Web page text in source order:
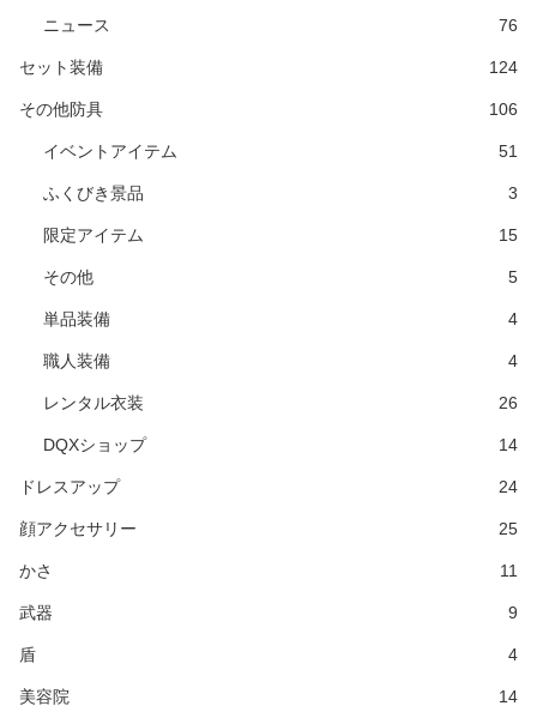
ニュース 76
セット装備 124
その他防具 106
イベントアイテム 51
ふくびき景品 3
限定アイテム 15
その他 5
単品装備 4
職人装備 4
レンタル衣装 26
DQXショップ 14
ドレスアップ 24
顔アクセサリー 25
かさ 11
武器 9
盾 4
美容院 14